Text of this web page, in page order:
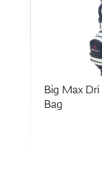
Big Max
Bag